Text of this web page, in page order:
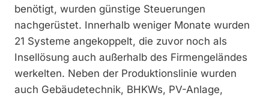
benötigt, wurden günstige Steuerungen
nachgerüstet. Innerhalb weniger Monate wurden
21 Systeme angekoppelt, die zuvor noch als
Insellösung auch außerhalb des Firmengeländes
werkelten. Neben der Produktionslinie wurden
auch Gebäudetechnik, BHKWs, PV-Anlage,